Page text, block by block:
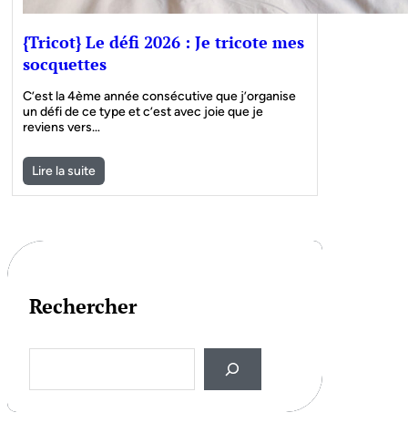
{Tricot} Le défi 2026 : Je tricote mes
socquettes
C’est la 4ème année consécutive que j’organise
un défi de ce type et c’est avec joie que je
reviens vers…
Lire la suite
Rechercher
a